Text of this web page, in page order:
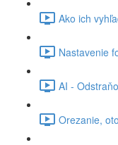
Ako ich
Nastavenie
AI -
Orezanie,